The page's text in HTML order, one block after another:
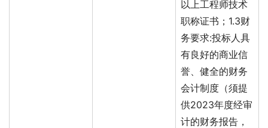
以上工程师技术
职称证书；1.3财
务要求:投标人具
有良好的商业信
誉、健全的财务
会计制度（须提
供2023年度经审
计的财务报告，